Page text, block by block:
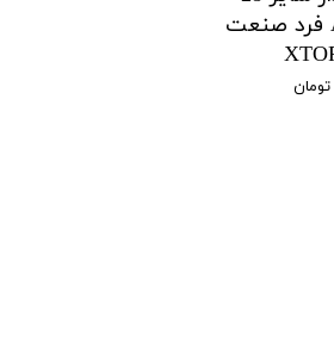
استاندارد A3 فرد صنعت